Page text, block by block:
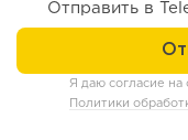
Отправить в
Я даю согласие на
Политики